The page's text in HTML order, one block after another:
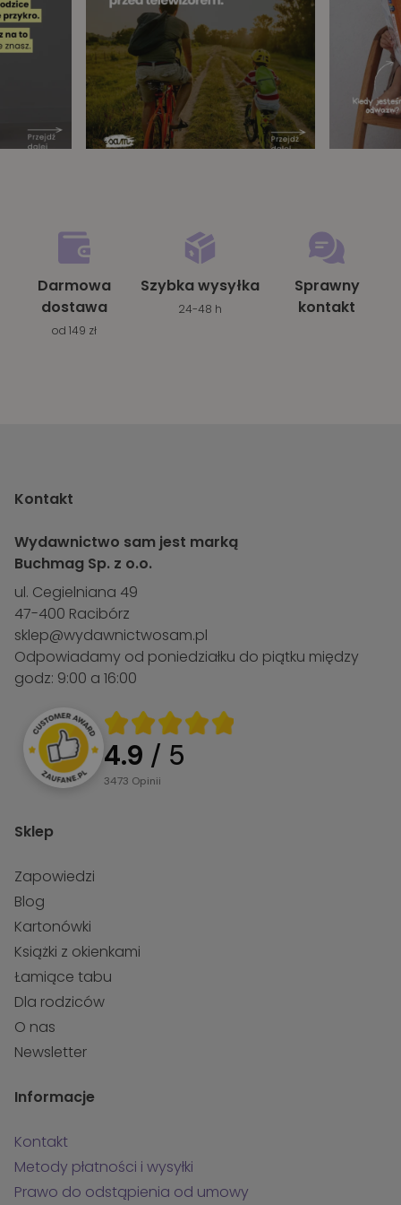
Darmowa
dostawa
od 149 zł
Szybka wysyłka
24-48 h
Sprawny
kontakt
Kontakt
Wydawnictwo sam jest marką
Buchmag Sp. z o.o.
ul. Cegielniana 49
47-400 Racibórz
sklep@wydawnictwosam.pl
Odpowiadamy od poniedziałku do piątku między
godz: 9:00 a 16:00
4.9 / 5
3473 opinii
Sklep
Zapowiedzi
Blog
Kartonówki
Książki z okienkami
Łamiące tabu
Dla rodziców
O nas
Newsletter
Informacje
Kontakt
Metody płatności i wysyłki
Prawo do odstąpienia od umowy